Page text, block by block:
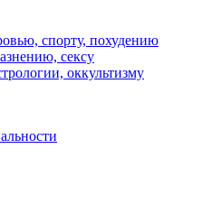
спорту, похудению
сексу
оккультизму